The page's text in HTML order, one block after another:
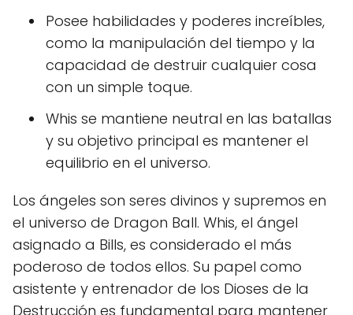
Posee habilidades y poderes increíbles,
como la manipulación del tiempo y la
capacidad de destruir cualquier cosa
con un simple toque.
Whis se mantiene neutral en las batallas
y su objetivo principal es mantener el
equilibrio en el universo.
Los ángeles son seres divinos y supremos en
el universo de Dragon Ball. Whis, el ángel
asignado a Bills, es considerado el más
poderoso de todos ellos. Su papel como
asistente y entrenador de los Dioses de la
Destrucción es fundamental para mantener